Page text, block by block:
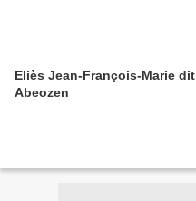
Eliès Jean-François-Marie dit
Abeozen